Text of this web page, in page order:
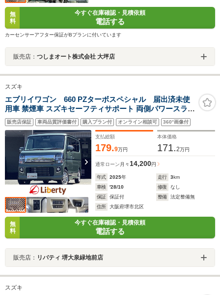
無
料
今すぐ在庫確認・見積依頼
電話する
カーセンサーアフター保証がBプランに付いています
販売店： つしまオート株式会社 大坪店
スズキ
エブリイワゴン 660 PZターボスペシャル 届出済未使
用車 禁煙車 スズキセーフティサポート 両側パワースライ
ドドア HIDヘッドライト 革巻きステアリング 運転席シー
トヒーター スマートキー プッシュスタート 純正アルミホ
イール ユニバーサルステップ
販売店保証 車両品質評価書付 購入プラン付 オンライン相談可 360°画像付
支払総額
179.9万円
本体価格
171.2万円
通常ローン 月々 14,200円
年式 2025年 走行 3km
車検
'28/10 修復
なし
保証
保証付 整備
法定整備無
住所
大阪府堺市北区
無
料
今すぐ在庫確認・見積依頼
電話する
販売店： リバティ 堺大泉緑地前店
スズキ